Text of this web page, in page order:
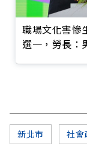
職場文化害慘
選一，勞長：
新北市 社會